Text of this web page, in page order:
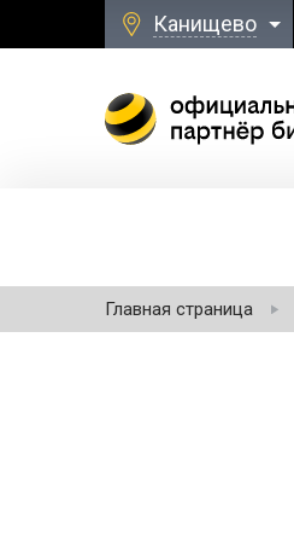
Канищево
Главная страница